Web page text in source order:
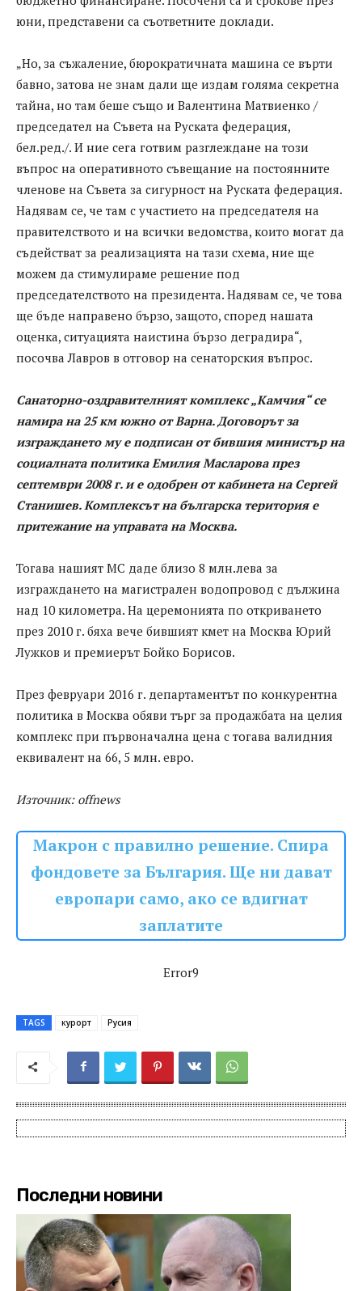
юни, представени са съответните доклади.
„Но, за съжаление, бюрократичната машина се върти
бавно, затова не знам дали ще издам голяма секретна
тайна, но там беше също и Валентина Матвиенко /
председател на Съвета на Руската федерация,
бел.ред./. И ние сега готвим разглеждане на този
въпрос на оперативното съвещание на постоянните
членове на Съвета за сигурност на Руската федерация.
Надявам се, че там с участието на председателя на
правителството и на всички ведомства, които могат да
съдействат за реализацията на тази схема, ние ще
можем да стимулираме решение под
председателството на президента. Надявам се, че това
ще бъде направено бързо, защото, според нашата
оценка, ситуацията наистина бързо деградира“,
посочва Лавров в отговор на сенаторския въпрос.
Санаторно-оздравителният комплекс „Камчия“ се
намира на 25 км южно от Варна. Договорът за
изграждането му е подписан от бившия министър на
социалната политика Емилия Масларова през
септември 2008 г. и е одобрен от кабинета на Сергей
Станишев. Комплексът на българска територия е
притежание на управата на Москва.
Тогава нашият МС даде близо 8 млн.лева за
изграждането на магистрален водопровод с дължина
над 10 километра. На церемонията по откриването
през 2010 г. бяха вече бившият кмет на Москва Юрий
Лужков и премиерът Бойко Борисов.
През февруари 2016 г. департаментът по конкурентна
политика в Москва обяви търг за продажбата на целия
комплекс при първоначална цена с тогава валидния
еквивалент на 66, 5 млн. евро.
Източник: offnews
Макрон с правилно решение. Спира
фондовете за България. Ще ни дават
европари само, ако се вдигнат
заплатите
Error9
TAGS курорт Русия
Последни новини